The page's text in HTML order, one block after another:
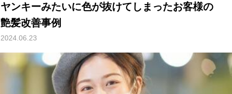
ヤンキーみたいに色が抜けてしまったお客様の
艶髪改善事例
2024.06.23